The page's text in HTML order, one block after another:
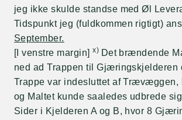
jeg ikke skulde standse med Øl
Tidspunkt jeg (fuldkommen rigtigt)
September.
[I venstre margin]x) Det brændende
ned ad Trappen til Gjæringskjelderen
Trappe var indesluttet af
og Maltet kunde saaledes udbrede
Sider i Kjelderen A og B, hvor 8